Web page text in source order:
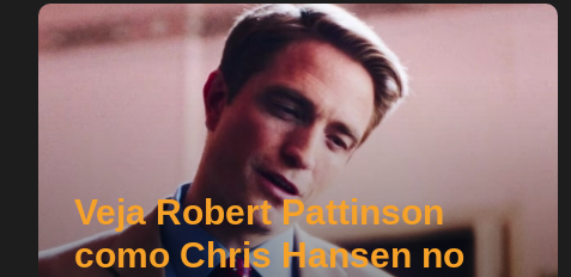
Veja Robert Pattinson
como Chris Hansen no